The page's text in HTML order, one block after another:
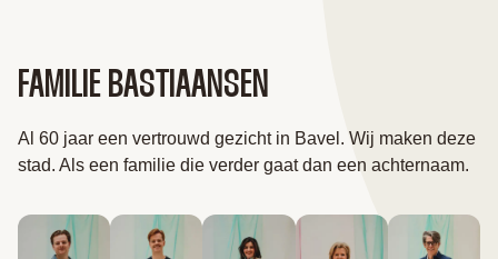
FAMILIE BASTIAANSEN
Al 60 jaar een vertrouwd gezicht in Bavel. Wij maken deze
stad. Als een familie die verder gaat dan een achternaam.